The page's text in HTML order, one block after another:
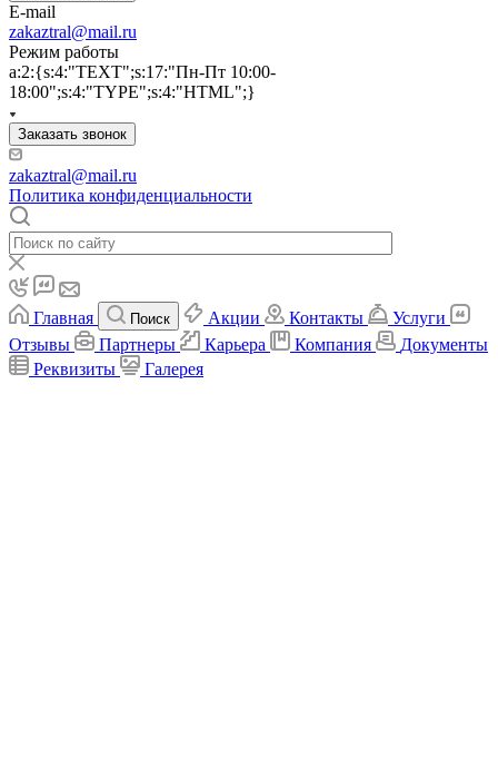
E-mail
zakaztral@mail.ru
Режим работы
a:2:{s:4:"TEXT";s:17:"Пн-Пт 10:00-
18:00";s:4:"TYPE";s:4:"HTML";}
Заказать звонок
zakaztral@mail.ru
Политика конфиденциальности
Главная Поиск Акции Контакты
Услуги
Отзывы
Партнеры Карьера Компания
Документы
Реквизиты
Галерея